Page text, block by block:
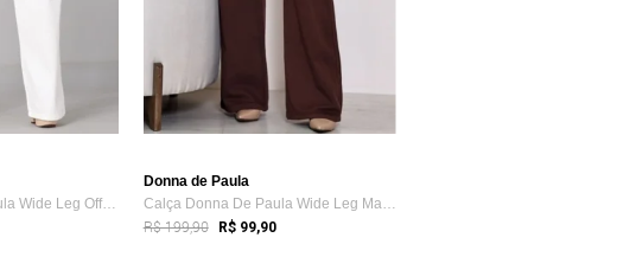
Calça Donna De Paula Wide Leg Off White ...
Donna de Paula
Calça Donna De Paula Wide Leg Marrom Cin...
R$ 199,90 R$ 99,90